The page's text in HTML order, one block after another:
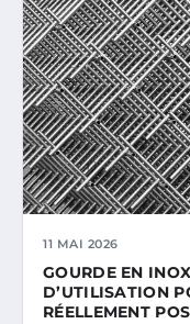
11 MAI 2026
GOURDE EN
D’UTILISATION
RÉELLEMENT